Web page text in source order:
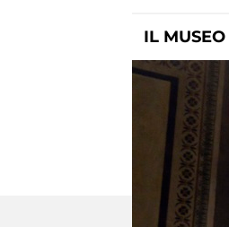
IL MUSEO